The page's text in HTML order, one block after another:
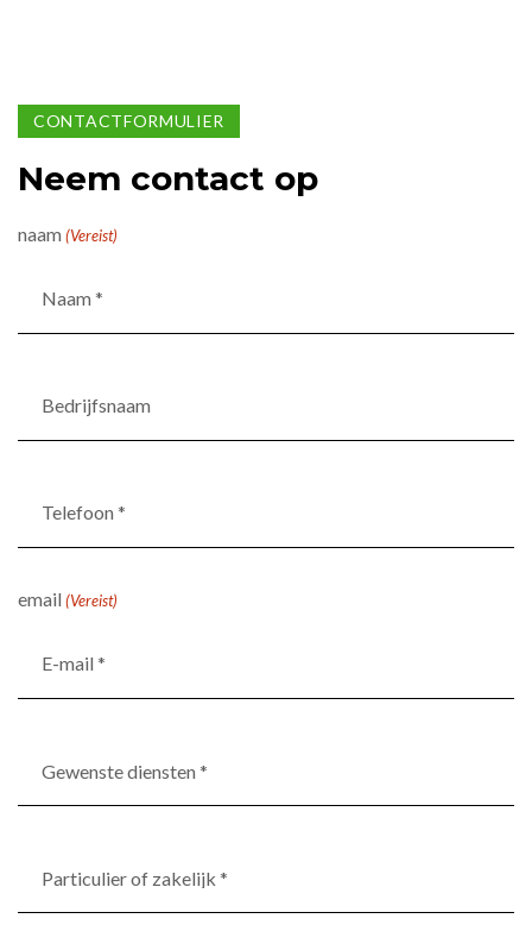
CONTACTFORMULIER
Neem contact op
naam (Vereist)
(Vereist)
email (Vereist)
diensten
*
zakelijk